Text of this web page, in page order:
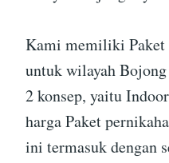
Kami memiliki Paket
untuk wilayah Bojong
2 konsep, yaitu
harga Paket
ini termasuk dengan